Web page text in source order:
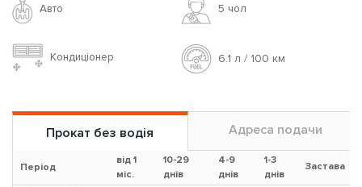
Авто 5 чoл
Кондиціонер 6.1 л / 100 км
Прокат без водія Адреса подачи
Період
від 1
міс.
10-29
днів
4-9
днів
1-3
днів
Застава